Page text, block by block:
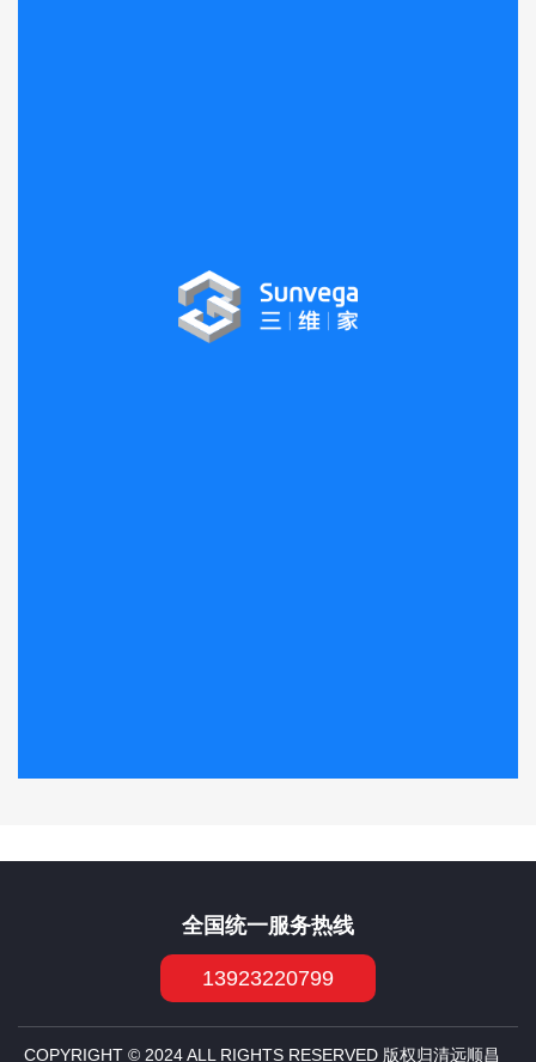
全国统一服务热线
13923220799
COPYRIGHT © 2024 ALL RIGHTS RESERVED 版权归清远顺昌